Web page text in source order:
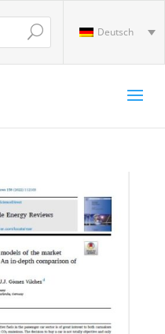
Deutsch